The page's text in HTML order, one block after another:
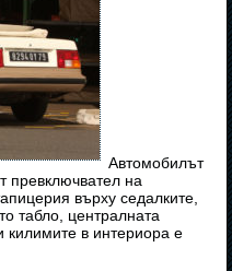
Автомобилът
превключвател на
върху седалките,
табло, централната
килимите в интериора е